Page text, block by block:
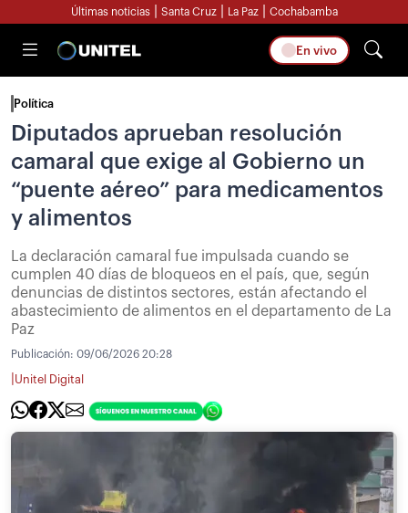
Últimas noticias Santa Cruz La Paz Cochabamba
En vivo
Política
Diputados aprueban resolución
camaral que exige al Gobierno un
“puente aéreo” para medicamentos
y alimentos
La declaración camaral fue impulsada cuando se
cumplen 40 días de bloqueos en el país, que, según
denuncias de distintos sectores, están afectando el
abastecimiento de alimentos en el departamento de La
Paz
Publicación: 09/06/2026 20:28
Unitel Digital